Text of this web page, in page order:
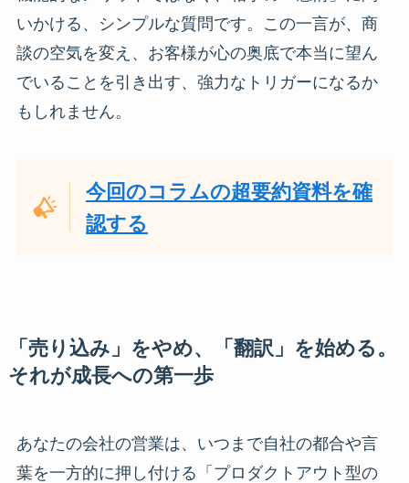
いかける、シンプルな質問です。この一言が、商
談の空気を変え、お客様が心の奥底で本当に望ん
でいることを引き出す、強力なトリガーになるか
もしれません。
今回のコラムの超要約資料を確
認する
「売り込み」をやめ、「翻訳」を始める。
それが成長への第一歩
あなたの会社の営業は、いつまで自社の都合や言
葉を一方的に押し付ける「プロダクトアウト型の